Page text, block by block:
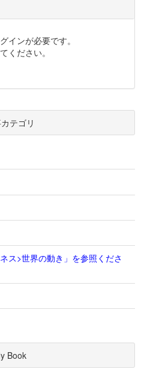
インが必要です。
ください。
テゴリ
ス>世界の動き」を参照くださ
Book